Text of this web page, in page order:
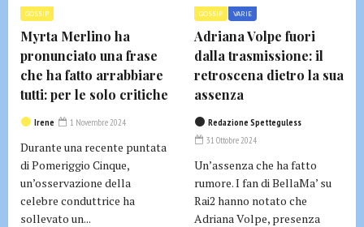
GOSSIP
Myrta Merlino ha
pronunciato una frase
che ha fatto arrabbiare
tutti: per le solo critiche
Irene 1 Novembre 2024
Durante una recente puntata
di Pomeriggio Cinque,
un’osservazione della
celebre conduttrice ha
sollevato un...
GOSSIP VARIE
Adriana Volpe fuori
dalla trasmissione: il
retroscena dietro la sua
assenza
Redazione Spetteguless
31 Ottobre 2024
Un’assenza che ha fatto
rumore. I fan di BellaMa’ su
Rai2 hanno notato che
Adriana Volpe, presenza